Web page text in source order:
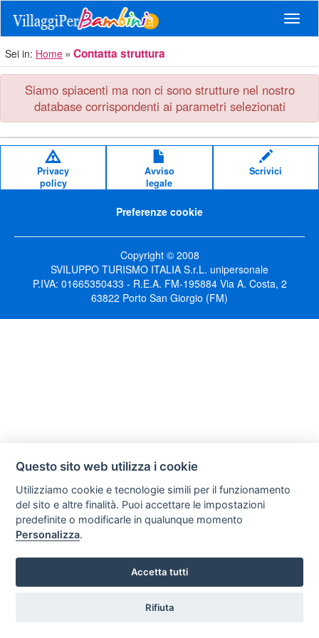
Sei in: Home Contatta struttura
Siamo spiacenti ma non ci sono strutture nel nostro
database corrispondenti ai parametri selezionati
Privacy
policy
Avviso
legale
Scrivici
Preferenze cookie
Copyright © 2008
SVILUPPO TURISMO ITALIA S.r.L. unipersonale
P.IVA: 01665350433 - R.E.A. FM-195884 Via A. Costa, 2
63822 Porto San Giorgio (FM)
Questo sito web utilizza i cookie
Utilizziamo cookie e tecnologie simili per il funzionamento
del sito e altre finalità. Puoi accettare le impostazioni
predefinite o modificarle in qualunque momento
Personalizza.
Accetta tutti
Rifiuta